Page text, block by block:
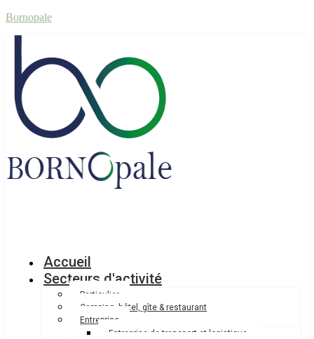
Bornopale
Accueil
Secteurs d'activité
Particulier
Camping, hôtel, gîte & restaurant
Entreprise
Entreprise de transport et logistique